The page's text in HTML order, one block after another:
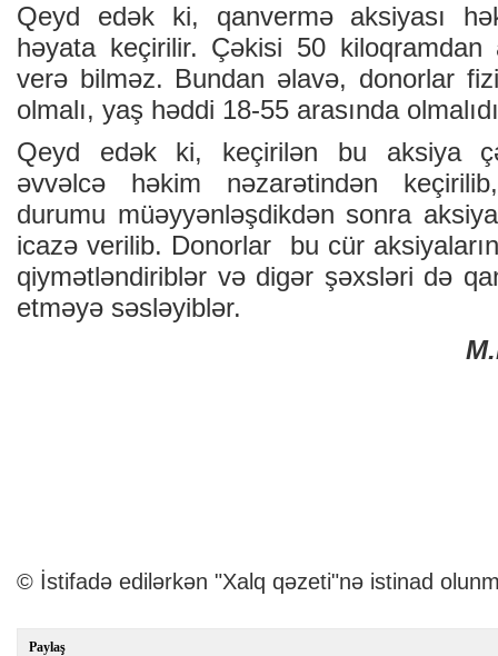
Qeyd edək ki, qanvermə aksiyası
həyata keçirilir. Çəkisi 50
verə bilməz. Bundan əlavə, donorlar
olmalı, yaş həddi 18-55 arasında
Qeyd edək ki, keçirilən bu aksiya
əvvəlcə həkim nəzarətindən
durumu müəyyənləşdikdən sonra
icazə verilib. Donorlar bu cür
qiymətləndiriblər və digər şəxsləri də
etməyə səsləyiblər.
© İstifadə edilərkən "Xalq qəzeti"nə istinad
Paylaş